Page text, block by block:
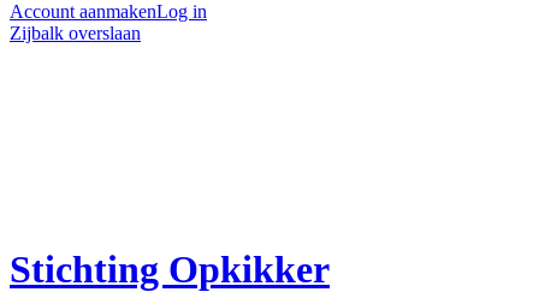
Account aanmakenLog in
Zijbalk overslaan
Stichting Opkikker